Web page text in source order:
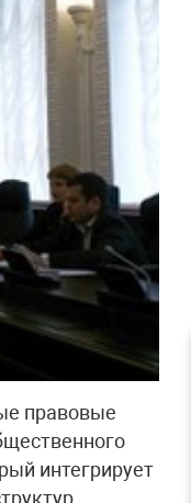
правовые
интегрирует